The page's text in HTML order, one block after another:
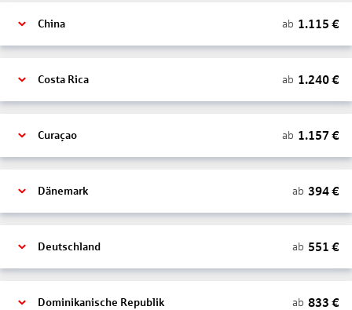
China ab 1.115 €
Costa Rica ab 1.240€
Curaçao ab 1.157 €
Dänemark ab 394€
Deutschland ab 551 €
Dominikanische Republik ab 833 €